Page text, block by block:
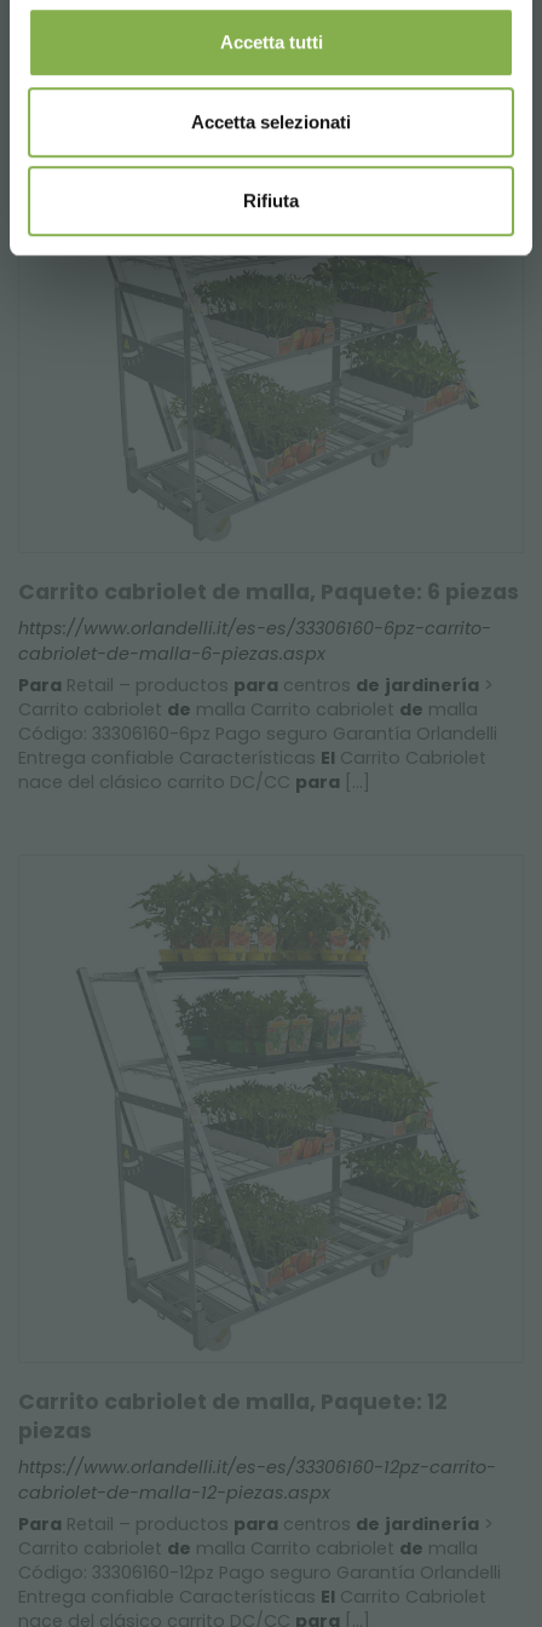
Accetta tutti
Accetta selezionati
Rifiuta
Carrito cabriolet de malla, Paquete: 6 piezas
https://www.orlandelli.it/es-es/33306160-6pz-carrito-
cabriolet-de-malla-6-piezas.aspx
Para Retail – productos para centros de jardinería >
Carrito cabriolet de malla Carrito cabriolet de malla
Código: 33306160-6pz Pago seguro Garantía Orlandelli
Entrega confiable Características El Carrito Cabriolet
nace del clásico carrito DC/CC para [...]
Carrito cabriolet de malla, Paquete: 12
piezas
https://www.orlandelli.it/es-es/33306160-12pz-carrito-
cabriolet-de-malla-12-piezas.aspx
Para Retail – productos para centros de jardinería >
Carrito cabriolet de malla Carrito cabriolet de malla
Código: 33306160-12pz Pago seguro Garantía Orlandelli
Entrega confiable Características El Carrito Cabriolet
nace del clásico carrito DC/CC para [...]